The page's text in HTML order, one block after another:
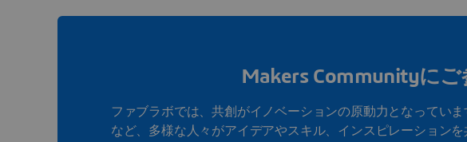
Makers Communityに
ファブラボでは、共創がイノベーションの原動力となってい
など、多様な人々がアイデアやスキル、インスピレーション